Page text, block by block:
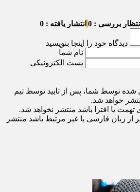
بررسی : 0 انتشار یافته : 0
دیدگاه خود را اینجا بنویسید
نام شما
پست الکترونیکی
شده توسط شما، پس از تایید توسط تیم
خواهد شد.
تهمت یا افترا باشد منتشر نخواهد شد.
از زبان فارسی یا غیر مرتبط باشد منتشر